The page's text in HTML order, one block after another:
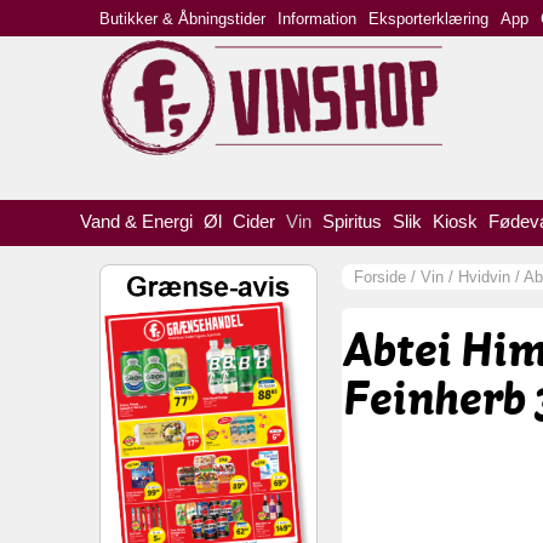
Vand & Energi Øl Cider Vin Spiritus Slik Kiosk
Forside / Vin / Hvidvin /
Abtei
Feinherb
Butikker & Åbningstider Information Eksporterklæring App